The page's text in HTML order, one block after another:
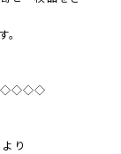
り